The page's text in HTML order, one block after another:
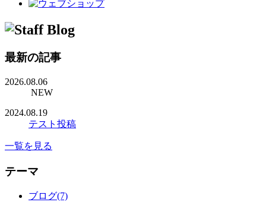
最新の記事
2026.08.06
NEW
2024.08.19
テスト投稿
一覧を見る
テーマ
ブログ(7)